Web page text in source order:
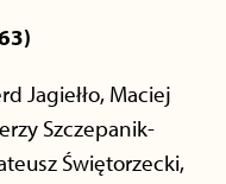
Jagiełło, Maciej
Szczepanik-
Świętorzecki,